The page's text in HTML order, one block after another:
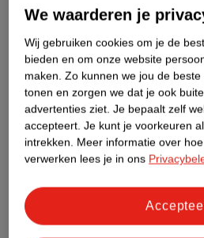
Nature Impact Score
Dit product
Impact Score.
Meer informatie
Bestel & Bezorginformatie
Bekijk ook
We waarderen je
Wij gebruiken cookies om je de
bieden en om onze website
maken. Zo kunnen we jou de
tonen en zorgen we dat je ook
advertenties ziet. Je bepaalt zelf
accepteert. Je kunt je voorkeuren
intrekken. Meer informatie over
verwerken lees je in ons